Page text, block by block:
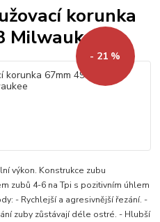
korunka
Milwaukee
- 21 %
výkon. Konstrukce zubu
zubů 4-6 na Tpi s pozitivním úhlem
- Rychlejší a agresivnější řezání. -
zuby zůstávají déle ostré. - Hlubší